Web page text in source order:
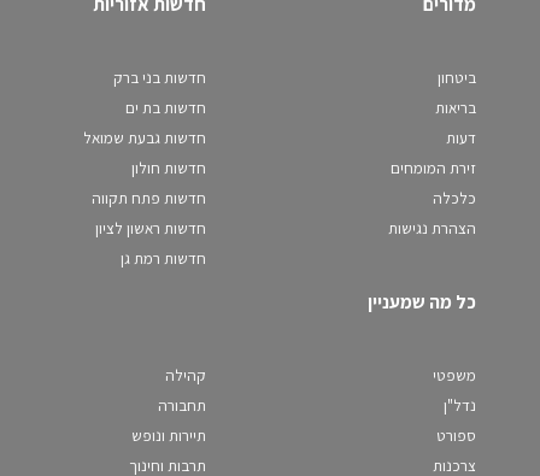
ביטחון
בריאות
דעות
זירת המומחים
כלכלה
הצהרת נגישות
חדשות בני ברק
חדשות בת ים
חדשות גבעת שמואל
חדשות חולון
חדשות פתח תקווה
חדשות ראשון לציון
חדשות רמת גן
כל מה שמעניין
משפטי
נדל"ן
ספורט
צרכנות
קהילה
תחבורה
תיירות ונופש
תרבות וחינוך